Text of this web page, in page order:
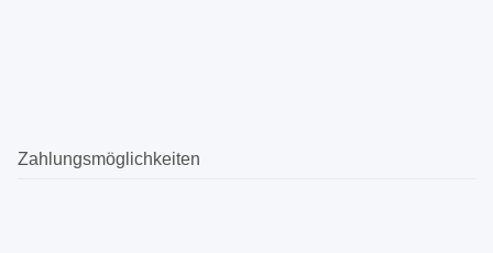
Zahlungsmöglichkeiten